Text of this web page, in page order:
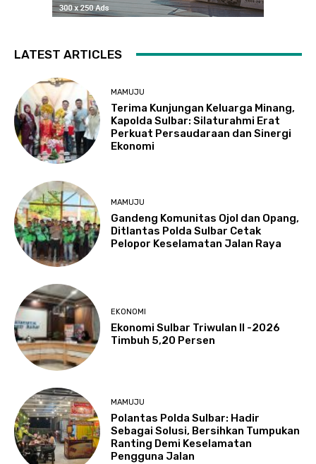
LATEST ARTICLES
MAMUJU
Terima Kunjungan Keluarga Minang,
Kapolda Sulbar: Silaturahmi Erat
Perkuat Persaudaraan dan Sinergi
Ekonomi
MAMUJU
Gandeng Komunitas Ojol dan Opang,
Ditlantas Polda Sulbar Cetak
Pelopor Keselamatan Jalan Raya
EKONOMI
Ekonomi Sulbar Triwulan II -2026
Timbuh 5,20 Persen
MAMUJU
Polantas Polda Sulbar: Hadir
Sebagai Solusi, Bersihkan Tumpukan
Ranting Demi Keselamatan
Pengguna Jalan